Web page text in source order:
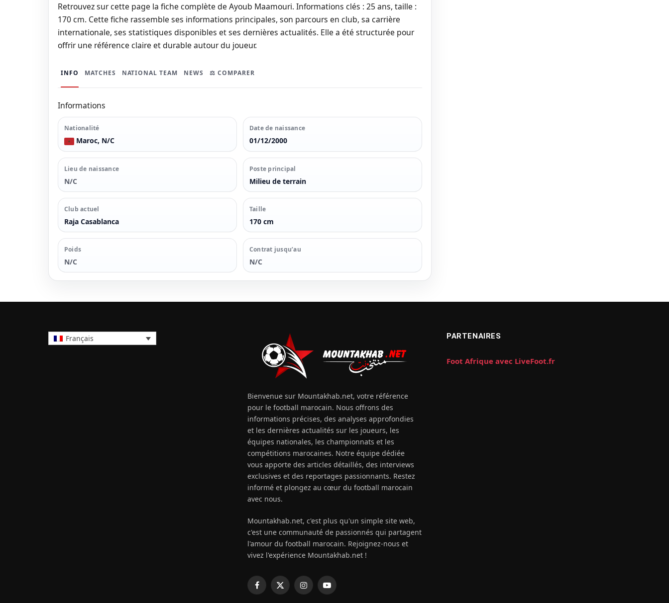
Retrouvez sur cette page la fiche complète de Ayoub Maamouri. Informations clés : 25 ans, taille :
170 cm. Cette fiche rassemble ses informations principales, son parcours en club, sa carrière
internationale, ses statistiques disponibles et ses dernières actualités. Elle a été structurée pour
offrir une référence claire et durable autour du joueur.
INFO MATCHES NATIONAL TEAM NEWS ⚖️ COMPARER
Informations
Nationalité
Maroc, N/C
Date de naissance
01/12/2000
Lieu de naissance
N/C
Poste principal
Milieu de terrain
Club actuel
Raja Casablanca
Taille
170 cm
Poids
N/C
Contrat jusqu’au
N/C
Français
Bienvenue sur Mountakhab.net, votre référence
pour le football marocain. Nous offrons des
informations précises, des analyses approfondies
et les dernières actualités sur les joueurs, les
équipes nationales, les championnats et les
compétitions marocaines. Notre équipe dédiée
vous apporte des articles détaillés, des interviews
exclusives et des reportages passionnants. Restez
informé et plongez au cœur du football marocain
avec nous.
Mountakhab.net, c'est plus qu'un simple site web,
c'est une communauté de passionnés qui partagent
l'amour du football marocain. Rejoignez-nous et
vivez l'expérience Mountakhab.net !
Facebook
X
InstagramYouTube
PARTENAIRES
Foot Afrique avec LiveFoot.fr